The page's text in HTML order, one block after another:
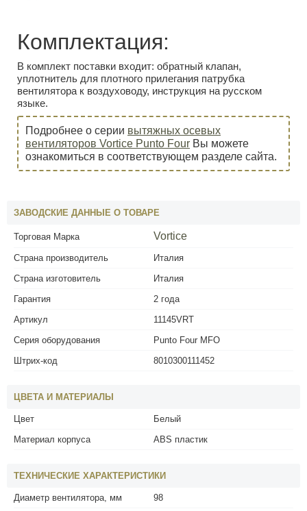
Комплектация:
В комплект поставки входит: обратный клапан,
уплотнитель для плотного прилегания патрубка
вентилятора к воздуховоду, инструкция на русском
языке.
Подробнее о серии вытяжных осевых
вентиляторов Vortice Punto Four Вы можете
ознакомиться в соответствующем разделе сайта.
ЗАВОДСКИЕ ДАННЫЕ О ТОВАРЕ
Торговая Марка Vortice
Страна производитель
Италия
Страна изготовитель
Италия
Гарантия
2 года
Артикул
11145VRT
Серия оборудования
Punto Four MFO
Штрих-код
8010300111452
ЦВЕТА И МАТЕРИАЛЫ
Цвет
Белый
Материал корпуса
ABS пластик
ТЕХНИЧЕСКИЕ ХАРАКТЕРИСТИКИ
Диаметр вентилятора, мм
98